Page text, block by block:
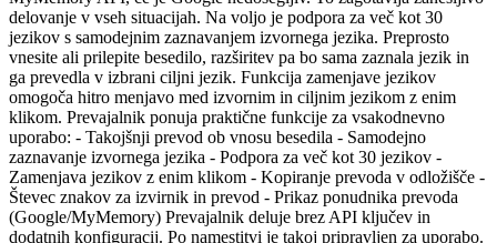
delovanje v vseh situacijah. Na voljo je podpora za več kot 30
jezikov s samodejnim zaznavanjem izvornega jezika. Preprosto
vnesite ali prilepite besedilo, razširitev pa bo sama zaznala jezik in
ga prevedla v izbrani ciljni jezik. Funkcija zamenjave jezikov
omogoča hitro menjavo med izvornim in ciljnim jezikom z enim
klikom. Prevajalnik ponuja praktične funkcije za vsakodnevno
uporabo: - Takojšnji prevod ob vnosu besedila - Samodejno
zaznavanje izvornega jezika - Podpora za več kot 30 jezikov -
Zamenjava jezikov z enim klikom - Kopiranje prevoda v odložišče -
Števec znakov za izvirnik in prevod - Prikaz ponudnika prevoda
(Google/MyMemory) Prevajalnik deluje brez API ključev in
dodatnih konfiguracij. Po namestitvi je takoj pripravljen za uporabo.